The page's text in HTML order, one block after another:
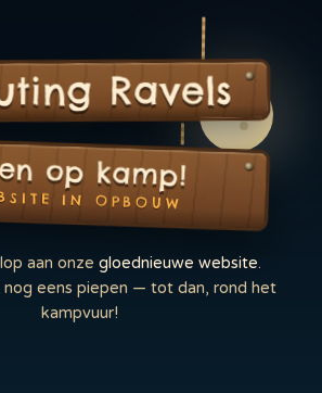
Ravels
op kamp!
IN OPBOUW
aan onze gloednieuwe website.
nog eens piepen — tot dan, rond het
kampvuur!